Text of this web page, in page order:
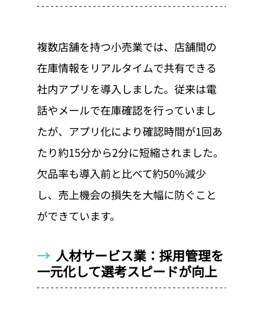
複数店舗を持つ小売業では、店舗間の
在庫情報をリアルタイムで共有できる
社内アプリを導入しました。従来は電
話やメールで在庫確認を行っていまし
たが、アプリ化により確認時間が1回あ
たり約15分から2分に短縮されました。
欠品率も導入前と比べて約50%減少
し、売上機会の損失を大幅に防ぐこと
ができています。
→ 人材サービス業：採用管理を
一元化して選考スピードが向上